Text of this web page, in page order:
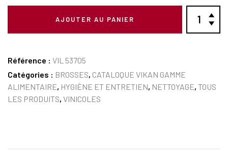
AJOUTER AU PANIER
Référence : VIL 53705
Catégories : BROSSES, CATALOQUE VIKAN GAMME
ALIMENTAIRE, HYGIÈNE ET ENTRETIEN, NETTOYAGE, TOUS
LES PRODUITS, VINICOLES